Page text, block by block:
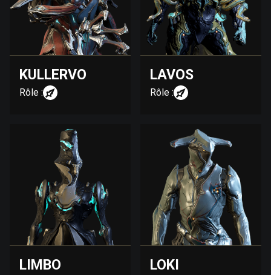
KULLERVO
Rôle :
LAVOS
Rôle :
LIMBO LOKI